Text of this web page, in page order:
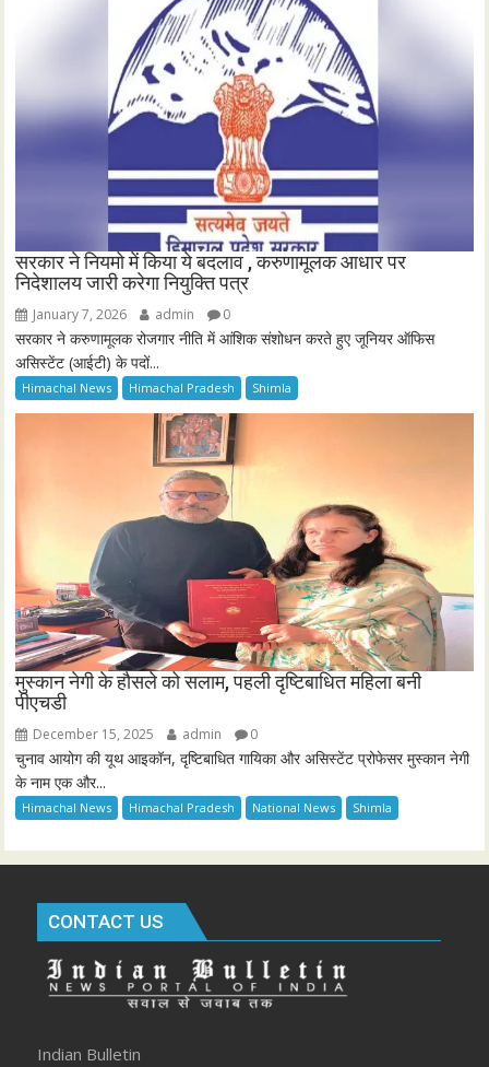
सरकार ने नियमो में किया ये बदलाव , करुणामूलक आधार पर
निदेशालय जारी करेगा नियुक्ति पत्र
January 7, 2026 admin 0
सरकार ने करुणामूलक रोजगार नीति में आंशिक संशोधन करते हुए जूनियर ऑफिस
असिस्टेंट (आईटी) के पदों...
Himachal News Himachal Pradesh Shimla
मुस्कान नेगी के हौसले को सलाम, पहली दृष्टिबाधित महिला बनी
पीएचडी
December 15, 2025 admin 0
चुनाव आयोग की यूथ आइकॉन, दृष्टिबाधित गायिका और असिस्टेंट प्रोफेसर मुस्कान नेगी
के नाम एक और...
Himachal News Himachal Pradesh National News Shimla
CONTACT US
Indian Bulletin